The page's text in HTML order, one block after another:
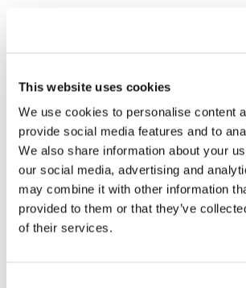
This website uses cookies
We use cookies to personalise content
provide social media features and to
We also share information about your
our social media, advertising and
may combine it with other information
provided to them or that they’ve
of their services.
Nome e Cognome*